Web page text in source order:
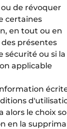
de révoquer
certaines
en tout ou en
présentes
sécurité ou si la
applicable
alors le choix
en la